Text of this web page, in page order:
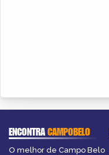
ENCONTRACAMPOBELO
O melhor de Campo Belo